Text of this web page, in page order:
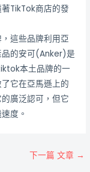
TikTok商店的發
這些品牌利用亞
品的安可(Anker)是
本土品牌的一
它在亞馬遜上的
廣泛認可，但它
度。
下一篇 文章 →